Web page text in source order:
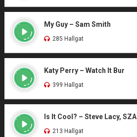
My Guy – Sam Smith
285 Hallgat
Katy Perry – Watch It Bur
399 Hallgat
Is It Cool? – Steve Lacy, SZA
213 Hallgat